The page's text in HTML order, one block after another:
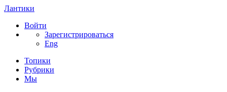
Лантики
Войти
Зарегистрироваться
Eng
Топики
Рубрики
Мы